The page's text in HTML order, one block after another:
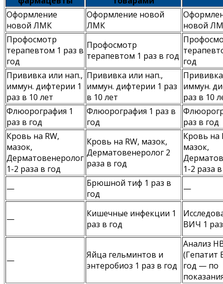
Оформление
новой ЛМК
Оформление новой
ЛМК
новой
Профосмотр
терапевтом 1 раз в
год
Профосмотр
терапевтом 1 раз в год год
Прививка или нап.,
иммун. дифтерии 1
раз в 10 лет
Прививка или нап.,
иммун. дифтерии 1 раз
в 10 лет
иммун.
раз в 10
Флюорография 1
раз в год
Флюорография 1 раз в
год
раз в год
Кровь на RW,
мазок,
Дерматовенеролог
1-2 раза в год
Кровь на RW, мазок,
Дерматовенеролог 2
раза в год
Кровь на
мазок,
1-2 раза
—
Брюшной тиф 1 раз в
год
—
—
Кишечные инфекции 1
раз в год
ВИЧ 1
—
Яйца гельминтов и
энтеробиоз 1 раз в год
Анализ
(Гепатит
год — по